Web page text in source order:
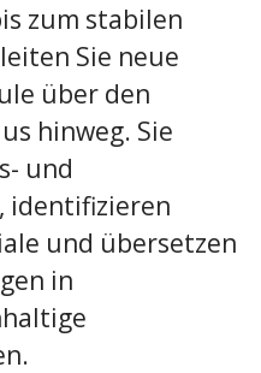
zum stabilen
Sie neue
über den
hinweg. Sie
und
identifizieren
und übersetzen
in